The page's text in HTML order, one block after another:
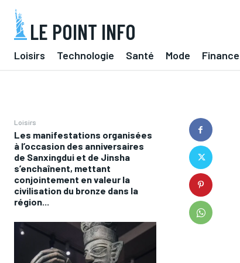
LE POINT INFO
Loisirs Technologie Santé Mode Finance
Loisirs
Les manifestations organisées
à l’occasion des anniversaires
de Sanxingdui et de Jinsha
s’enchaînent, mettant
conjointement en valeur la
civilisation du bronze dans la
région...